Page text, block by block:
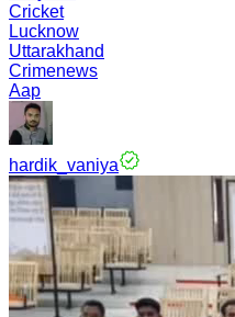
Cricket
Lucknow
Uttarakhand
Crimenews
Aap
hardik_vaniya